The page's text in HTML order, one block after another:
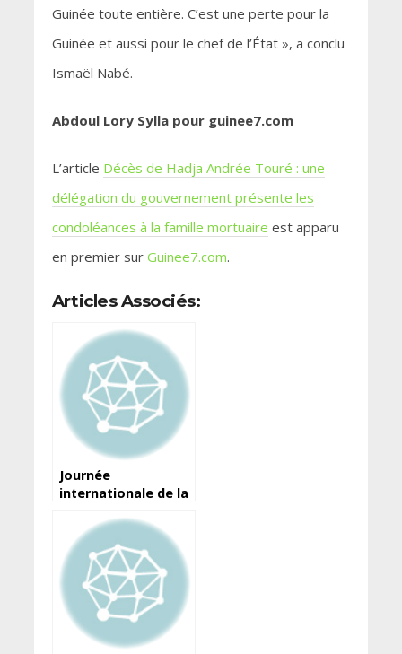
Guinée toute entière. C’est une perte pour la
Guinée et aussi pour le chef de l’État », a conclu
Ismaël Nabé.
Abdoul Lory Sylla pour guinee7.com
L’article Décès de Hadja Andrée Touré : une
délégation du gouvernement présente les
condoléances à la famille mortuaire est apparu
en premier sur Guinee7.com.
Articles Associés:
Journée
internationale de la
Voici la déclaration
du ministre de
l’Information et de
la Communication